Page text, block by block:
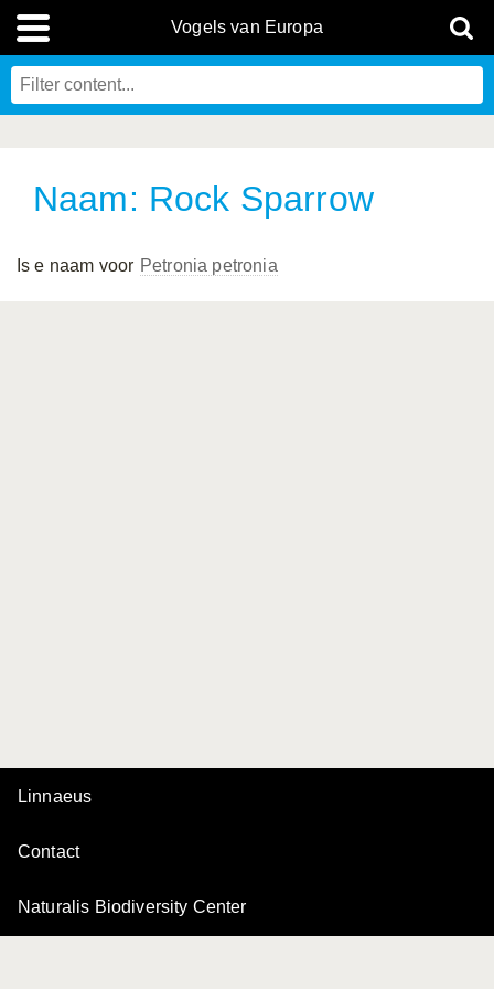
Vogels van Europa
Naam: Rock Sparrow
Is e naam voor Petronia petronia
Linnaeus
Contact
Naturalis Biodiversity Center